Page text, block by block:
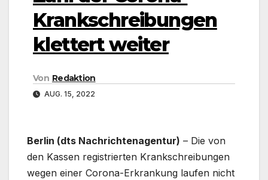
Krankschreibungen
klettert weiter
Von Redaktion
AUG. 15, 2022
Berlin (dts Nachrichtenagentur) – Die von
den Kassen registrierten Krankschreibungen
wegen einer Corona-Erkrankung laufen nicht